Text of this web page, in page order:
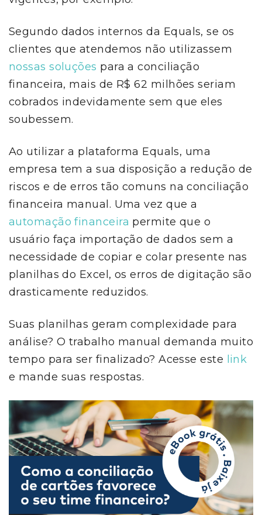
Segundo dados internos da Equals, se os
clientes que atendemos não utilizassem
nossas soluções para a conciliação
financeira, mais de R$ 62 milhões seriam
cobrados indevidamente sem que eles
soubessem.
Ao utilizar a plataforma Equals, uma
empresa tem a sua disposição a redução de
riscos e de erros tão comuns na conciliação
financeira manual. Uma vez que a
automação financeira permite que o
usuário faça importação de dados sem a
necessidade de copiar e colar presente nas
planilhas do Excel, os erros de digitação são
drasticamente reduzidos.
Suas planilhas geram complexidade para
análise? O trabalho manual demanda muito
tempo para ser finalizado? Acesse este link
e mande suas respostas.